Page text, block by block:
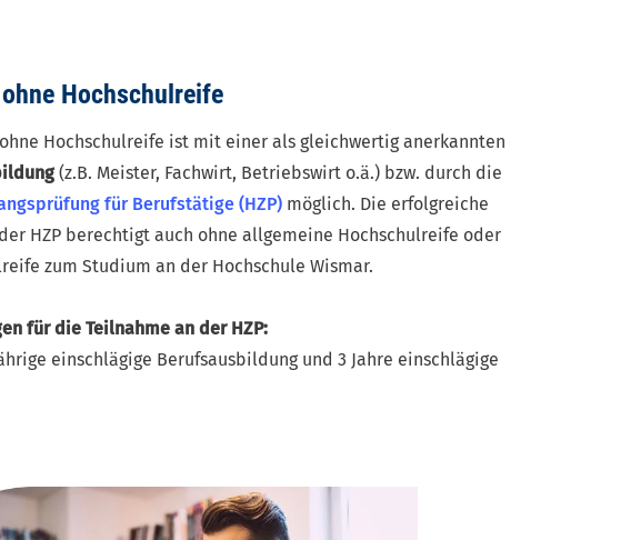
Hochschulreife
ohne Hochschulreife ist mit einer als gleichwertig anerkannten
(z.B. Meister, Fachwirt, Betriebswirt o.ä.) bzw. durch die
für Berufstätige (HZP) möglich. Die erfolgreiche
HZP berechtigt auch ohne allgemeine Hochschulreife oder
zum Studium an der Hochschule Wismar.
für die Teilnahme an der HZP:
einschlägige Berufsausbildung und 3 Jahre einschlägige